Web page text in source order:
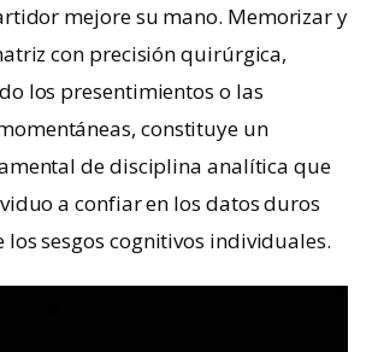
mejore su mano. Memorizar y
con precisión quirúrgica,
los presentimientos o las
constituye un
de disciplina analítica que
a confiar en los datos duros
los sesgos cognitivos individuales.